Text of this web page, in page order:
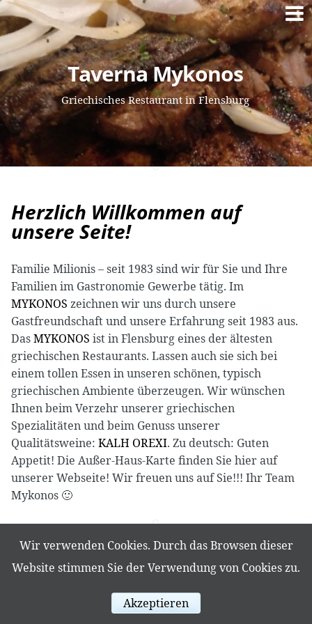
Springe
zum
Inhalt
Taverna Mykonos
Griechisches Restaurant in Flensburg
Herzlich Willkommen auf
unsere Seite!
Familie Milionis – seit 1983 sind wir für Sie und Ihre
Familien im Gastronomie Gewerbe tätig. Im
MYKONOS zeichnen wir uns durch unsere
Gastfreundschaft und unsere Erfahrung seit 1983 aus.
DasMYKONOS ist in Flensburg eines der ältesten
griechischen Restaurants. Lassen auch sie sich bei
einem tollen Essen in unseren schönen, typisch
griechischen Ambiente überzeugen. Wir wünschen
Ihnen beim Verzehr unserer griechischen
Spezialitäten und beim Genuss unserer
Qualitätsweine: KALH OREXI. Zu deutsch: Guten
Appetit! Die Außer-Haus-Karte finden Sie hier auf
unserer Webseite! Wir freuen uns auf Sie!!! Ihr Team
Mykonos 🙂
Wir verwenden Cookies. Durch das Browsen dieser
Website stimmen Sie der Verwendung von Cookies zu.
Akzeptieren